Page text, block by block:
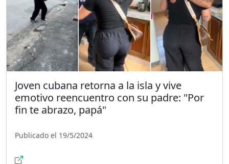
Joven cubana retorna a la isla y vive
emotivo reencuentro con su padre: "Por
fin te abrazo, papá"
Publicado el 19/5/2024